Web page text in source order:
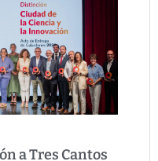
a Tres Cantos